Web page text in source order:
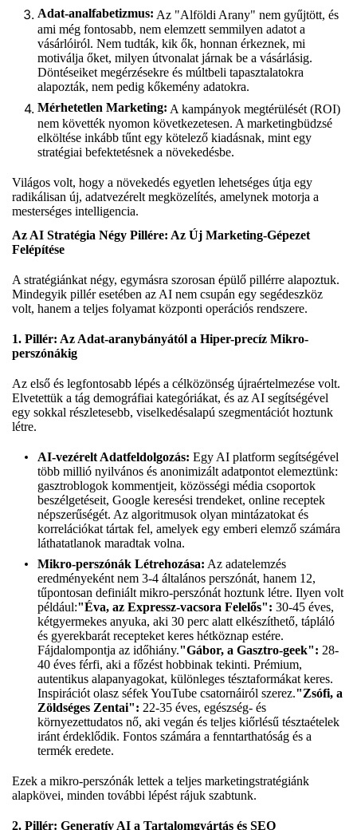
Adat-analfabetizmus: Az "Alföldi Arany" nem gyűjtött, és
ami még fontosabb, nem elemzett semmilyen adatot a
vásárlóiról. Nem tudták, kik ők, honnan érkeznek, mi
motiválja őket, milyen útvonalat járnak be a vásárlásig.
Döntéseiket megérzésekre és múltbeli tapasztalatokra
alapozták, nem pedig kőkemény adatokra.
Mérhetetlen Marketing: A kampányok megtérülését (ROI)
nem követték nyomon következetesen. A marketingbüdzsé
elköltése inkább tűnt egy kötelező kiadásnak, mint egy
stratégiai befektetésnek a növekedésbe.
Világos volt, hogy a növekedés egyetlen lehetséges útja egy
radikálisan új, adatvezérelt megközelítés, amelynek motorja a
mesterséges intelligencia.
Az AI Stratégia Négy Pillére: Az Új Marketing-Gépezet
Felépítése
A stratégiánkat négy, egymásra szorosan épülő pillérre alapoztuk.
Mindegyik pillér esetében az AI nem csupán egy segédeszköz
volt, hanem a teljes folyamat központi operációs rendszere.
1. Pillér: Az Adat-aranybányától a Hiper-precíz Mikro-
perszónákig
Az első és legfontosabb lépés a célközönség újraértelmezése volt.
Elvetettük a tág demográfiai kategóriákat, és az AI segítségével
egy sokkal részletesebb, viselkedésalapú szegmentációt hoztunk
létre.
AI-vezérelt Adatfeldolgozás: Egy AI platform segítségével
több millió nyilvános és anonimizált adatpontot elemeztünk:
gasztroblogok kommentjeit, közösségi média csoportok
beszélgetéseit, Google keresési trendeket, online receptek
népszerűségét. Az algoritmusok olyan mintázatokat és
korrelációkat tártak fel, amelyek egy emberi elemző számára
láthatatlanok maradtak volna.
Mikro-perszónák Létrehozása: Az adatelemzés
eredményeként nem 3-4 általános perszónát, hanem 12,
tűpontosan definiált mikro-perszónát hoztunk létre. Ilyen volt
például:"Éva, az Expressz-vacsora Felelős": 30-45 éves,
kétgyermekes anyuka, aki 30 perc alatt elkészíthető, tápláló
és gyerekbarát recepteket keres hétköznap estére.
Fájdalompontja az időhiány."Gábor, a Gasztro-geek": 28-
40 éves férfi, aki a főzést hobbinak tekinti. Prémium,
autentikus alapanyagokat, különleges tésztaformákat keres.
Inspirációt olasz séfek YouTube csatornáiról szerez."Zsófi, a
Zöldséges Zentai": 22-35 éves, egészség- és
környezettudatos nő, aki vegán és teljes kiőrlésű tésztaételek
iránt érdeklődik. Fontos számára a fenntarthatóság és a
termék eredete.
Ezek a mikro-perszónák lettek a teljes marketingstratégiánk
alapkövei, minden további lépést rájuk szabtunk.
2. Pillér: Generatív AI a Tartalomgyártás és SEO